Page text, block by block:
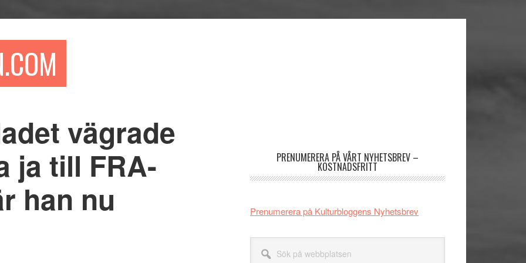
vägrade
ja till FRA-
han nu
PRENUMERERA PÅ VÅRT NYHETSBREV –
KOSTNADSFRITT
Prenumerera på Kulturbloggens Nyhetsbrev